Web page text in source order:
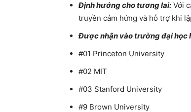
Định hướng cho tương lai: Với
truyền cảm hứng và hỗ trợ khi
Được nhận vào trường đại học
#01 Princeton University
#02 MIT
#03 Stanford University
#9 Brown University